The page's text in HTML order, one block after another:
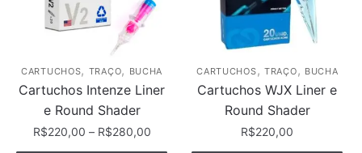
escolhidas
na
página
do
produto
CARTUCHOS, TRAÇO, BUCHA
Cartuchos Intenze Liner
e Round Shader
R$220,00 – R$280,00
CARTUCHOS, TRAÇO, BUCHA
Cartuchos WJX Liner e
Round Shader
R$220,00